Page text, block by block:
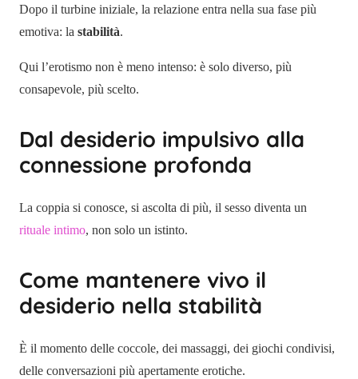
Dopo il turbine iniziale, la relazione entra nella sua fase più
emotiva: la stabilità.
Qui l’erotismo non è meno intenso: è solo diverso, più
consapevole, più scelto.
Dal desiderio impulsivo alla
connessione profonda
La coppia si conosce, si ascolta di più, il sesso diventa un
rituale intimo, non solo un istinto.
Come mantenere vivo il
desiderio nella stabilità
È il momento delle coccole, dei massaggi, dei giochi condivisi,
delle conversazioni più apertamente erotiche.